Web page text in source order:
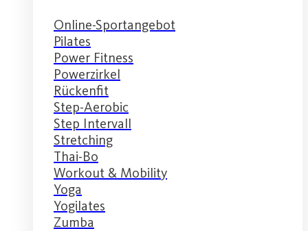
Online-Sportangebot
Pilates
Power Fitness
Powerzirkel
Rückenfit
Step-Aerobic
Step Intervall
Stretching
Thai-Bo
Workout & Mobility
Yoga
Yogilates
Zumba